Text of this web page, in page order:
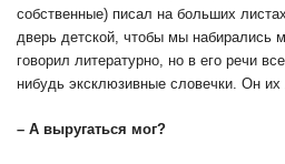
собственные) писал на больших
дверь детской, чтобы мы набирались
говорил литературно, но в его речи
нибудь эксклюзивные словечки. Он их
– А выругаться мог?